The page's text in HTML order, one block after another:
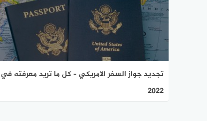
تجديد جواز السفر الامريكي – كل ما تريد معرفته في
2022